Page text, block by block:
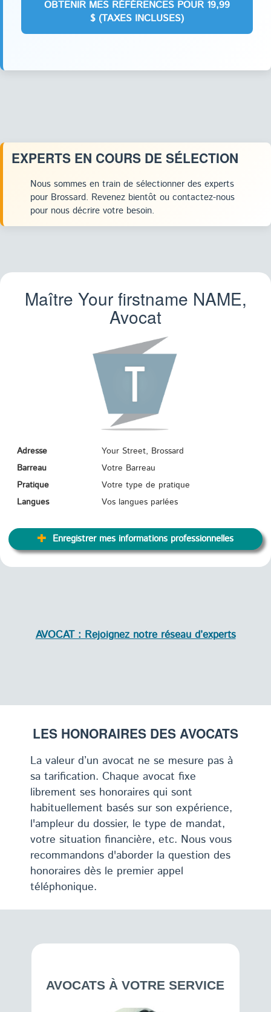
EXPERTS EN COURS DE SÉLECTION
Nous sommes en train de sélectionner des experts
pour Brossard. Revenez bientôt ou contactez-nous
pour nous décrire votre besoin.
Maître Your firstname NAME,
Avocat
Adresse
Your Street, Brossard
Barreau
Votre Barreau
Pratique
Votre type de pratique
Langues
Vos langues parlées
Enregistrer mes informations professionnelles
AVOCAT : Rejoignez notre réseau d’experts
LES HONORAIRES DES AVOCATS
La valeur d’un avocat ne se mesure pas à
sa tarification. Chaque avocat fixe
librement ses honoraires qui sont
habituellement basés sur son expérience,
l'ampleur du dossier, le type de mandat,
votre situation financière, etc. Nous vous
recommandons d'aborder la question des
honoraires dès le premier appel
téléphonique.
AVOCATS À VOTRE SERVICE